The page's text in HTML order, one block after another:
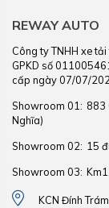
REWAY AUTO
Công ty TNHH xe
GPKD số
cấp ngày 07/07/
Showroom 01: 883
Nghĩa)
Showroom 02: 15
Showroom 03:
KCN Đính